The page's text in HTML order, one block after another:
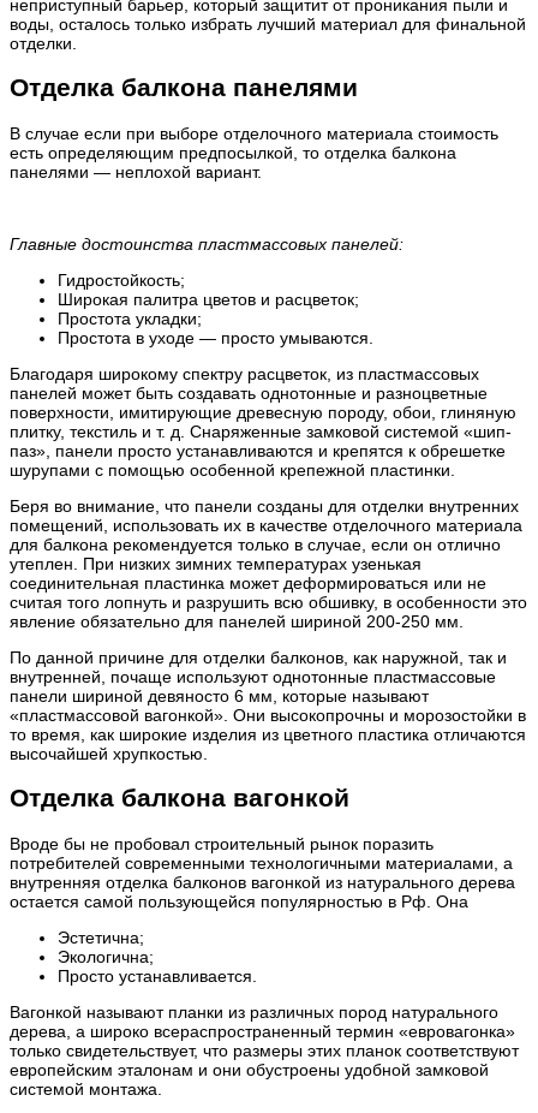
неприступный барьер, который защитит от проникания пыли и
воды, осталось только избрать лучший материал для финальной
отделки.
Отделка балкона панелями
В случае если при выборе отделочного материала стоимость
есть определяющим предпосылкой, то отделка балкона
панелями — неплохой вариант.
Главные достоинства пластмассовых панелей:
Гидростойкость;
Широкая палитра цветов и расцветок;
Простота укладки;
Простота в уходе — просто умываются.
Благодаря широкому спектру расцветок, из пластмассовых
панелей может быть создавать однотонные и разноцветные
поверхности, имитирующие древесную породу, обои, глиняную
плитку, текстиль и т. д. Снаряженные замковой системой «шип-
паз», панели просто устанавливаются и крепятся к обрешетке
шурупами с помощью особенной крепежной пластинки.
Беря во внимание, что панели созданы для отделки внутренних
помещений, использовать их в качестве отделочного материала
для балкона рекомендуется только в случае, если он отлично
утеплен. При низких зимних температурах узенькая
соединительная пластинка может деформироваться или не
считая того лопнуть и разрушить всю обшивку, в особенности это
явление обязательно для панелей шириной 200-250 мм.
По данной причине для отделки балконов, как наружной, так и
внутренней, почаще используют однотонные пластмассовые
панели шириной девяносто 6 мм, которые называют
«пластмассовой вагонкой». Они высокопрочны и морозостойки в
то время, как широкие изделия из цветного пластика отличаются
высочайшей хрупкостью.
Отделка балкона вагонкой
Вроде бы не пробовал строительный рынок поразить
потребителей современными технологичными материалами, а
внутренняя отделка балконов вагонкой из натурального дерева
остается самой пользующейся популярностью в Рф. Она
Эстетична;
Экологична;
Просто устанавливается.
Вагонкой называют планки из различных пород натурального
дерева, а широко всераспространенный термин «евровагонка»
только свидетельствует, что размеры этих планок соответствуют
европейским эталонам и они обустроены удобной замковой
системой монтажа.